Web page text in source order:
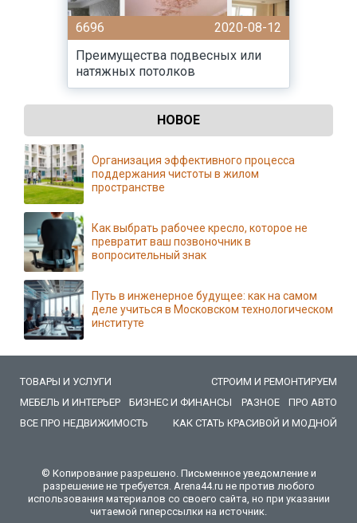
6696
2020-08-12
Преимущества подвесных или
натяжных потолков
НОВОЕ
Организация эффективного процесса
поддержания чистоты в жилом
пространстве
Как выбрать рабочее кресло, которое не
превратит ваш позвоночник в
вопросительный знак
Путь в инженерное будущее: как на самом
деле учиться в Московском технологическом
институте
ТОВАРЫ И УСЛУГИ
СТРОИМ И РЕМОНТИРУЕМ
МЕБЕЛЬ И ИНТЕРЬЕР
БИЗНЕС И ФИНАНСЫ РАЗНОЕ
ПРО АВТО
ВСЕ ПРО НЕДВИЖИМОСТЬ
КАК СТАТЬ КРАСИВОЙ И МОДНОЙ
© Копирование разрешено. Письменное уведомление и
разрешение не требуется. Arena44.ru не против любого
использования материалов со своего сайта, но при указании
читаемой гиперссылки на источник.